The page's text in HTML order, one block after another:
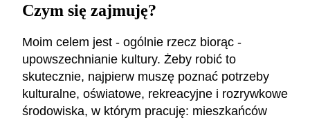
Czym się zajmuję?
Moim celem jest - ogólnie rzecz biorąc -
upowszechnianie kultury. Żeby robić to
skutecznie, najpierw muszę poznać potrzeby
kulturalne, oświatowe, rekreacyjne i rozrywkowe
środowiska, w którym pracuję: mieszkańców